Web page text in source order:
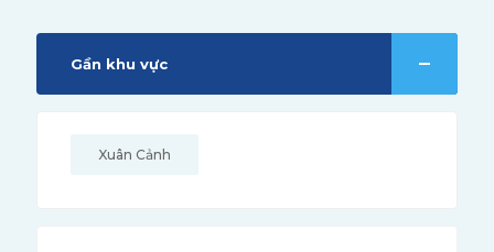
Gần khu vực
Xuân Cảnh